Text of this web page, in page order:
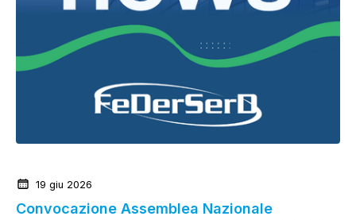
19 giu 2026
Convocazione Assemblea Nazionale